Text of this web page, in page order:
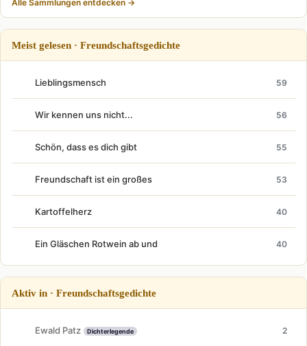
Alle Sammlungen entdecken →
Meist gelesen · Freundschaftsgedichte
Lieblingsmensch 59
Wir kennen uns nicht... 56
Schön, dass es dich gibt 55
Freundschaft ist ein großes 53
Kartoffelherz 40
Ein Gläschen Rotwein ab und 40
Aktiv in · Freundschaftsgedichte
Ewald Patz Dichterlegende 2